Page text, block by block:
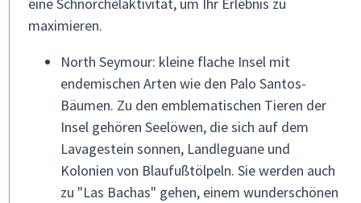
maximieren.
North Seymour: kleine flache Insel mit
endemischen Arten wie den Palo Santos-
Bäumen. Zu den emblematischen Tieren der
Insel gehören Seelöwen, die sich auf dem
Lavagestein sonnen, Landleguane und
Kolonien von Blaufußtölpeln. Sie werden auch
zu "Las Bachas" gehen, einem wunderschönen